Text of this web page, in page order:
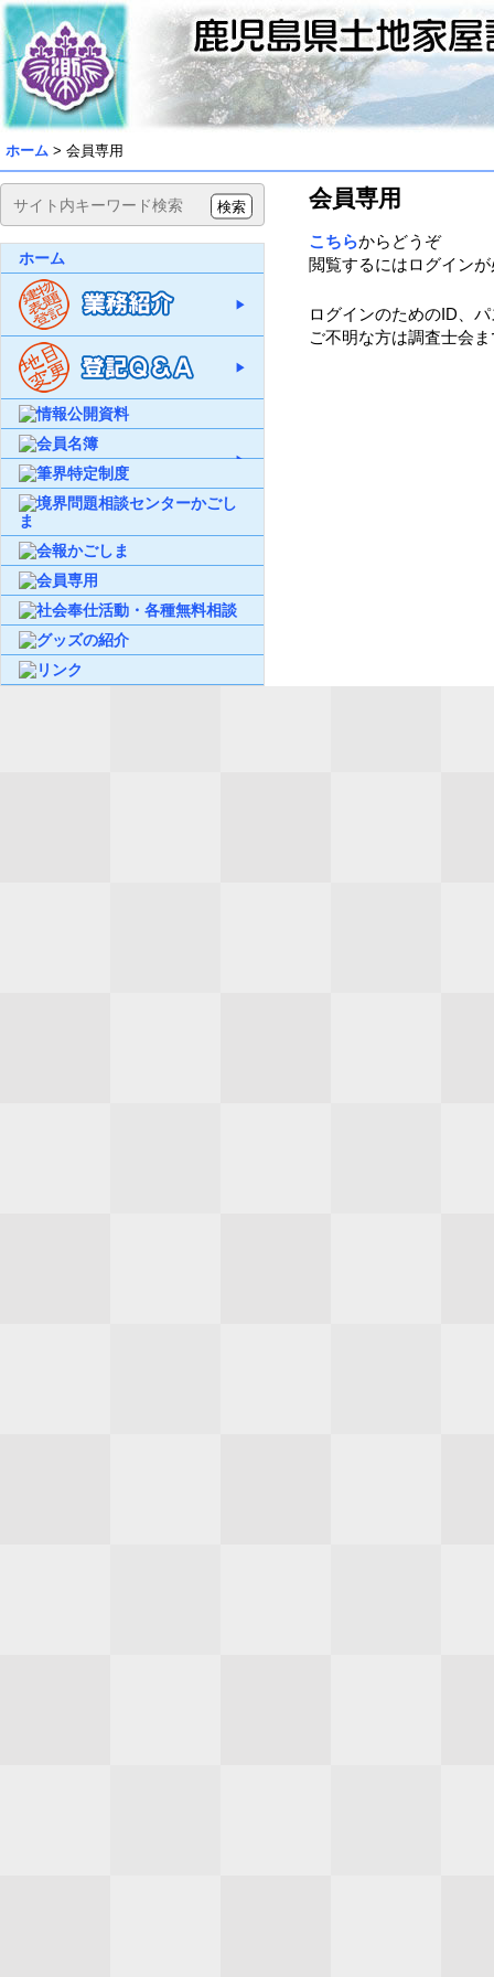
ホーム > 会員専用
検索
ホーム
会員専用
こちらからどうぞ
閲覧するにはログイン
ログインのためのID、
ご不明な方は調査士会